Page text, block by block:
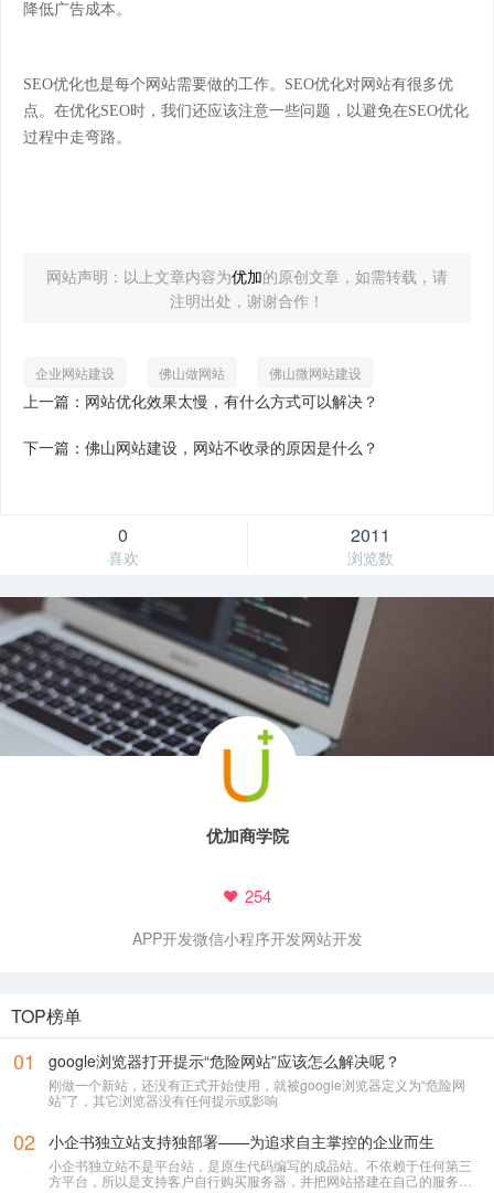
降低广告成本。
SEO优化也是每个网站需要做的工作。SEO优化对网站有很多优
点。在优化SEO时，我们还应该注意一些问题，以避免在SEO优化
过程中走弯路。
网站声明：以上文章内容为优加的原创文章，如需转载，请
注明出处，谢谢合作！
企业网站建设 佛山做网站 佛山微网站建设
上一篇：网站优化效果太慢，有什么方式可以解决？
下一篇：佛山网站建设，网站不收录的原因是什么？
0
喜欢
2011
浏览数
优加商学院
254
APP开发微信小程序开发网站开发
TOP榜单
01 google浏览器打开提示“危险网站”应该怎么解决呢？
刚做一个新站，还没有正式开始使用，就被google浏览器定义为“危险网
站”了，其它浏览器没有任何提示或影响
02 小企书独立站支持独部署——为追求自主掌控的企业而生
小企书独立站不是平台站，是原生代码编写的成品站。不依赖于任何第三
方平台，所以是支持客户自行购买服务器，并把网站搭建在自己的服务器